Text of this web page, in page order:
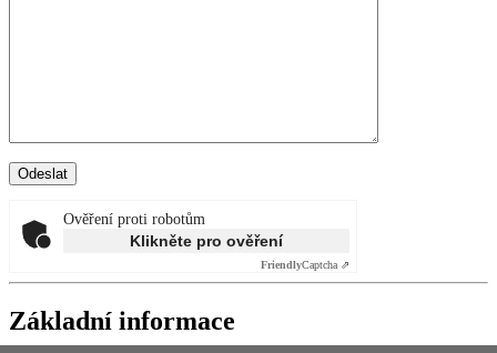
Ověření proti robotům
Klikněte pro ověření
FriendlyCaptcha ⇗
Základní informace